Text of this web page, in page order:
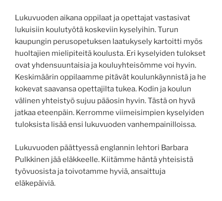
Lukuvuoden aikana oppilaat ja opettajat vastasivat
lukuisiin koulutyötä koskeviin kyselyihin. Turun
kaupungin perusopetuksen laatukysely kartoitti myös
huoltajien mielipiteitä koulusta. Eri kyselyiden tulokset
ovat yhdensuuntaisia ja kouluyhteisömme voi hyvin.
Keskimäärin oppilaamme pitävät koulunkäynnistä ja he
kokevat saavansa opettajilta tukea. Kodin ja koulun
välinen yhteistyö sujuu pääosin hyvin. Tästä on hyvä
jatkaa eteenpäin. Kerromme viimeisimpien kyselyiden
tuloksista lisää ensi lukuvuoden vanhempainilloissa.
Lukuvuoden päättyessä englannin lehtori Barbara
Pulkkinen jää eläkkeelle. Kiitämme häntä yhteisistä
työvuosista ja toivotamme hyviä, ansaittuja
eläkepäiviä.